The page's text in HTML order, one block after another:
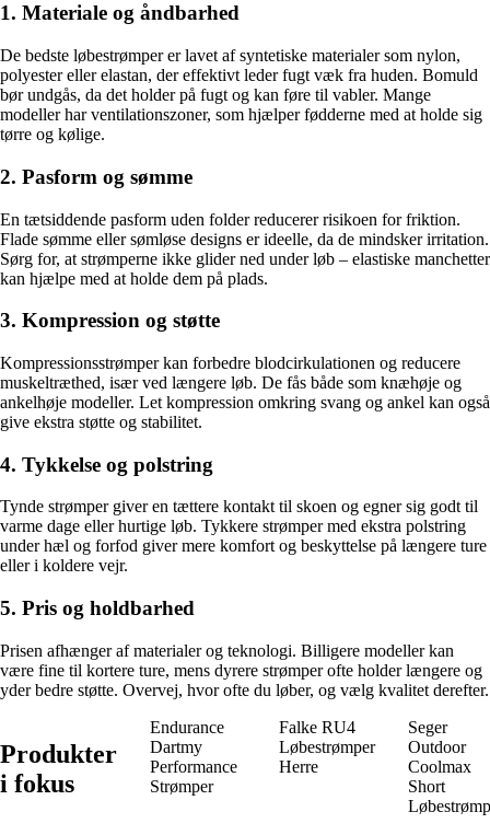
1. Materiale og åndbarhed
De bedste løbestrømper er lavet af syntetiske materialer som nylon,
polyester eller elastan, der effektivt leder fugt væk fra huden. Bomuld
bør undgås, da det holder på fugt og kan føre til vabler. Mange
modeller har ventilationszoner, som hjælper fødderne med at holde sig
tørre og kølige.
2. Pasform og sømme
En tætsiddende pasform uden folder reducerer risikoen for friktion.
Flade sømme eller sømløse designs er ideelle, da de mindsker irritation.
Sørg for, at strømperne ikke glider ned under løb – elastiske manchetter
kan hjælpe med at holde dem på plads.
3. Kompression og støtte
Kompressionsstrømper kan forbedre blodcirkulationen og reducere
muskeltræthed, især ved længere løb. De fås både som knæhøje og
ankelhøje modeller. Let kompression omkring svang og ankel kan også
give ekstra støtte og stabilitet.
4. Tykkelse og polstring
Tynde strømper giver en tættere kontakt til skoen og egner sig godt til
varme dage eller hurtige løb. Tykkere strømper med ekstra polstring
under hæl og forfod giver mere komfort og beskyttelse på længere ture
eller i koldere vejr.
5. Pris og holdbarhed
Prisen afhænger af materialer og teknologi. Billigere modeller kan
være fine til kortere ture, mens dyrere strømper ofte holder længere og
yder bedre støtte. Overvej, hvor ofte du løber, og vælg kvalitet derefter.
Produkter
i fokus
Endurance
Dartmy
Performance
Strømper
Falke RU4
Løbestrømper
Herre
Seger
Outdoor
Coolmax
Short